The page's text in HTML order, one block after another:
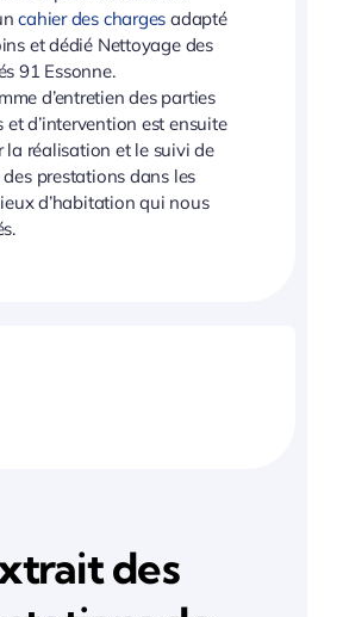
cahier des chargesadapté
et dédié Nettoyage des
91 Essonne.
d’entretien des parties
et d’intervention est ensuite
la réalisation et le suivi de
des prestations dans les
d’habitation qui nous
des